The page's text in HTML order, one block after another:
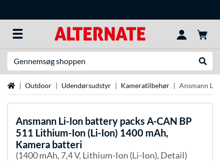
StartsideOutdoor Udendørsudstyr Kameratilbehør Ansmann
Ansmann Li-Ion battery packs A-CAN BP
511 Lithium-Ion (Li-Ion) 1400 mAh,
Kamera batteri
(1400 mAh, 7,4 V, Lithium-Ion (Li-Ion), Detail)